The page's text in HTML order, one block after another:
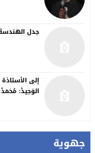
جهوية
جدل الهندسة
الوَحِيدْ: